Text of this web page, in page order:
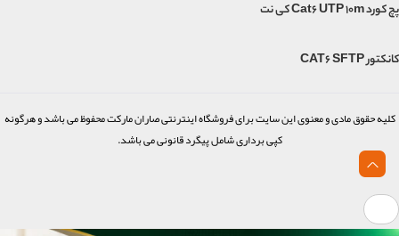
پچ کورد Cat6 UTP 10m کی نت
کانکتور CAT6 SFTP
کلیه حقوق مادی و معنوی این سایت برای فروشگاه اینترنتی صاران مارکت محفوظ می باشد و هرگونه
کپی برداری شامل پیگرد قانونی می باشد.